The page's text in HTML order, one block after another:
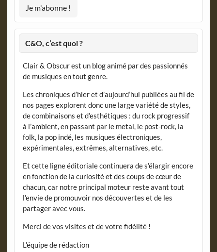
C&O, c’est quoi ?
Clair & Obscur est un blog animé par des passionnés
de musiques en tout genre.
Les chroniques d’hier et d’aujourd’hui publiées au fil de
nos pages explorent donc une large variété de styles,
de combinaisons et d’esthétiques : du rock progressif
à l’ambient, en passant par le metal, le post-rock, la
folk, la pop indé, les musiques électroniques,
expérimentales, extrêmes, alternatives, etc.
Et cette ligne éditoriale continuera de s’élargir encore
en fonction de la curiosité et des coups de cœur de
chacun, car notre principal moteur reste avant tout
l’envie de promouvoir nos découvertes et de les
partager avec vous.
Merci de vos visites et de votre fidélité !
L’équipe de rédaction